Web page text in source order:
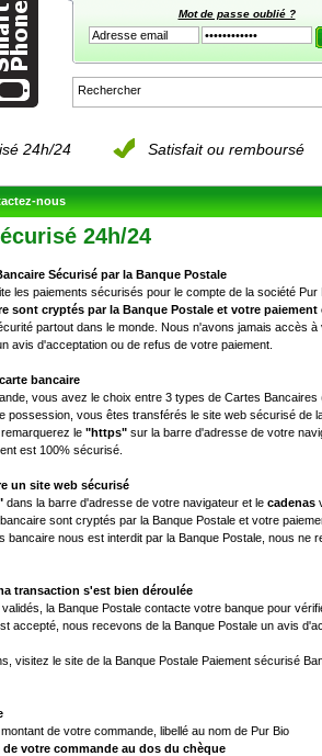
Mot de passe oublié ?
24h/24 Satisfait ou remboursé
nous
24h/24
Sécurisé par la Banque Postale
les paiements sécurisés pour le compte de la société Pur
sont cryptés par la Banque Postale et votre paiement
partout dans le monde. Nous n'avons jamais accès
avis d'acceptation ou de refus de votre paiement.
bancaire
vous avez le choix entre 3 types de Cartes
possession, vous êtes transférés le site web sécurisé de
le "https" sur la barre d'adresse de votre
est 100% sécurisé.
un site web sécurisé
dans la barre d'adresse de votre navigateur et le cadenas
sont cryptés par la Banque Postale et votre
bancaire nous est interdit par la Banque Postale, nous ne
transaction s'est bien déroulée
la Banque Postale contacte votre banque pour
accepté, nous recevons de la Banque Postale un avis
visitez le site de la Banque Postale Paiement sécurisé
de votre commande, libellé au nom de Pur Bio
de votre commande au dos du chèque